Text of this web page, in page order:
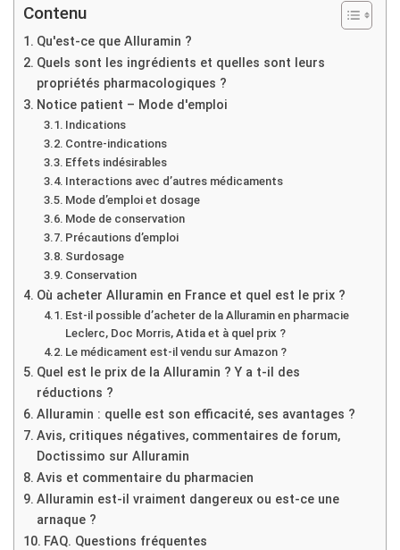
Contenu
Qu'est-ce que Alluramin ?
Quels sont les ingrédients et quelles sont leurs
propriétés pharmacologiques ?
Notice patient – Mode d'emploi
Indications
Contre-indications
Effets indésirables
Interactions avec d’autres médicaments
Mode d’emploi et dosage
Mode de conservation
Précautions d’emploi
Surdosage
Conservation
Où acheter Alluramin en France et quel est le prix ?
Est-il possible d’acheter de la Alluramin en pharmacie
Leclerc, Doc Morris, Atida et à quel prix ?
Le médicament est-il vendu sur Amazon ?
Quel est le prix de la Alluramin ? Y a t-il des
réductions ?
Alluramin : quelle est son efficacité, ses avantages ?
Avis, critiques négatives, commentaires de forum,
Doctissimo sur Alluramin
Avis et commentaire du pharmacien
Alluramin est-il vraiment dangereux ou est-ce une
arnaque ?
FAQ. Questions fréquentes